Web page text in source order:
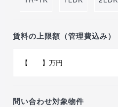
賃料の上限額（管理費込み）
問い合わせ対象物件